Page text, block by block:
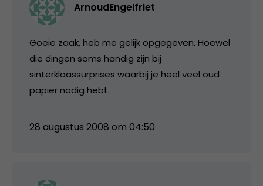
ArnoudEngelfriet
Goeie zaak, heb me gelijk opgegeven. Hoewel
die dingen soms handig zijn bij
sinterklaassurprises waarbij je heel veel oud
papier nodig hebt.
28 augustus 2008 om 04:50